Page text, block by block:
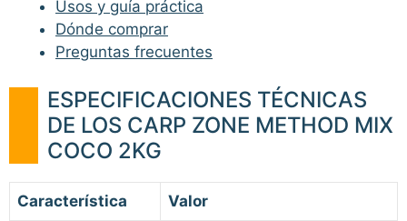
Usos y guía práctica
Dónde comprar
Preguntas frecuentes
ESPECIFICACIONES TÉCNICAS
DE LOS CARP ZONE METHOD MIX
COCO 2KG
Característica Valor